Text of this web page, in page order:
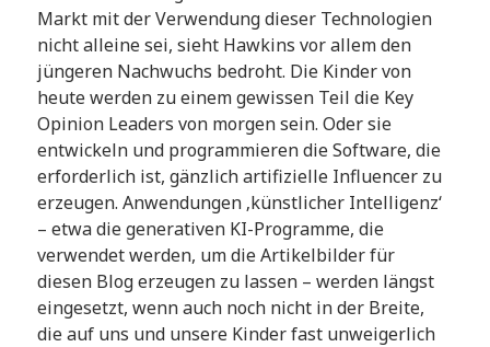
Markt mit der Verwendung dieser Technologien
nicht alleine sei, sieht Hawkins vor allem den
jüngeren Nachwuchs bedroht. Die Kinder von
heute werden zu einem gewissen Teil die Key
Opinion Leaders von morgen sein. Oder sie
entwickeln und programmieren die Software, die
erforderlich ist, gänzlich artifizielle Influencer zu
erzeugen. Anwendungen ‚künstlicher Intelligenz‘
– etwa die generativen KI-Programme, die
verwendet werden, um die Artikelbilder für
diesen Blog erzeugen zu lassen – werden längst
eingesetzt, wenn auch noch nicht in der Breite,
die auf uns und unsere Kinder fast unweigerlich